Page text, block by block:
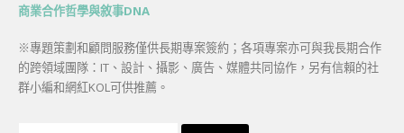
商業合作哲學與敘事DNA
※專題策劃和顧問服務僅供長期專案簽約；各項專案亦可與我長期合作
的跨領域團隊：IT、設計、攝影、廣告、媒體共同協作，另有信賴的社
群小編和網紅KOL可供推薦。